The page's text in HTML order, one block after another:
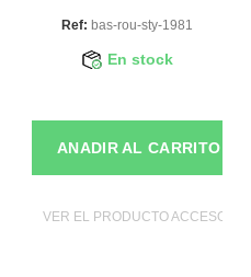
DE MANIQUIES
Ref: bas-rou-sty-1981
En stock
ANADIR AL CARRITO
VER EL PRODUCTO